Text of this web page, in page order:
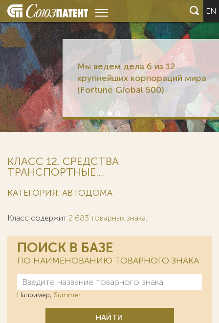
EN
Мы ведем дела 6 из 12
крупнейших корпораций мира
(Fortune Global 500)
КЛАСС 12. СРЕДСТВА
ТРАНСПОРТНЫЕ...
КАТЕГОРИЯ: АВТОДОМА
Класс содержит 2 683 товарных знака.
ПОИСК В БАЗЕ
ПО НАИМЕНОВАНИЮ ТОВАРНОГО ЗНАКА
Например, Summer
НАЙТИ